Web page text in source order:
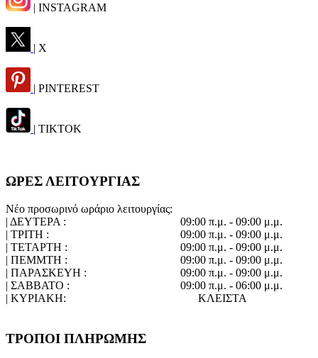
| INSTAGRAM
| X
| PINTEREST
| TIKTOK
ΩΡΕΣ ΛΕΙΤΟΥΡΓΙΑΣ
Νέο προσωρινό ωράριο λειτουργίας:
| ΔΕΥΤΕΡΑ :
09:00 π.μ. - 09:00 μ.μ.
| ΤΡΙΤΗ :
09:00 π.μ. - 09:00 μ.μ.
| ΤΕΤΑΡΤΗ :
09:00 π.μ. - 09:00 μ.μ.
| ΠΕΜΜΤΗ :
09:00 π.μ. - 09:00 μ.μ.
| ΠΑΡΑΣΚΕΥΗ :
09:00 π.μ. - 09:00 μ.μ.
| ΣΑΒΒΑΤΟ :
09:00 π.μ. - 06:00 μ.μ.
| ΚΥΡΙΑΚΗ:
ΚΛΕΙΣΤΑ
ΤΡΟΠΟΙ ΠΛΗΡΩΜΗΣ